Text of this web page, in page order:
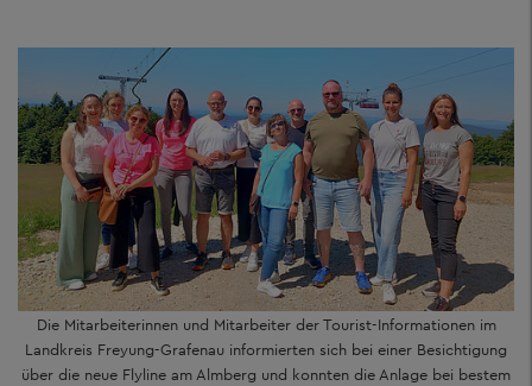
Die Mitarbeiterinnen und Mitarbeiter der Tourist-Informationen im
Landkreis Freyung-Grafenau informierten sich bei einer Besichtigung
über die neue Flyline am Almberg und konnten die Anlage bei bestem